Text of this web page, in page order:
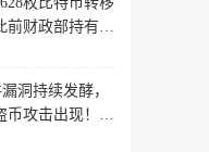
前财政部持有的
洞持续发酵，
攻击出现！